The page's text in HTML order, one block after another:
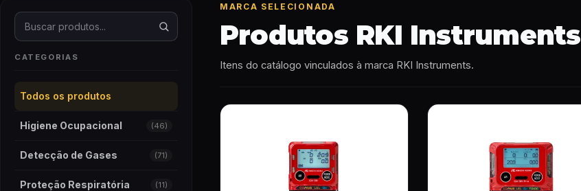
Buscar produtos
CATEGORIAS
Todos os produtos
Higiene Ocupacional (46)
Detecção de Gases (71)
Proteção Respiratória (11)
MARCA SELECIONADA
Produtos RKI Instruments
Itens do catálogo vinculados à marca RKI Instruments.